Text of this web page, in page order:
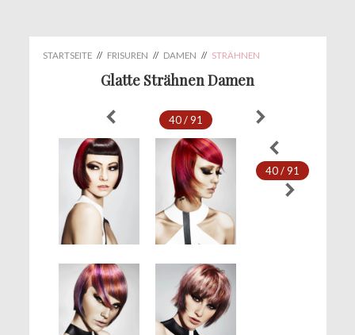
STARTSEITE // FRISUREN // DAMEN // STRÄHNEN
Glatte Strähnen Damen
40 / 91
40 / 91